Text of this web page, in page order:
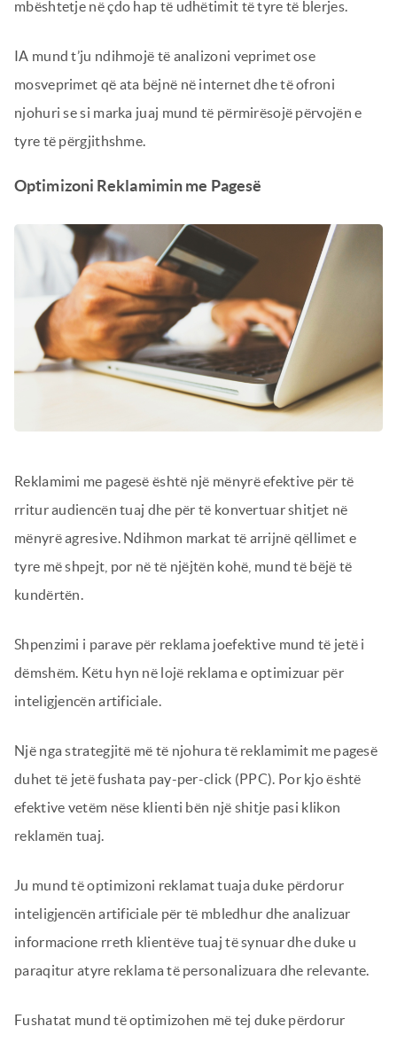
mbështetje në çdo hap të udhëtimit të tyre të blerjes.
IA mund t’ju ndihmojë të analizoni veprimet ose
mosveprimet që ata bëjnë në internet dhe të ofroni
njohuri se si marka juaj mund të përmirësojë përvojën e
tyre të përgjithshme.
Optimizoni Reklamimin me Pagesë
Reklamimi me pagesë është një mënyrë efektive për të
rritur audiencën tuaj dhe për të konvertuar shitjet në
mënyrë agresive. Ndihmon markat të arrijnë qëllimet e
tyre më shpejt, por në të njëjtën kohë, mund të bëjë të
kundërtën.
Shpenzimi i parave për reklama joefektive mund të jetë i
dëmshëm. Këtu hyn në lojë reklama e optimizuar për
inteligjencën artificiale.
Një nga strategjitë më të njohura të reklamimit me pagesë
duhet të jetë fushata pay-per-click (PPC). Por kjo është
efektive vetëm nëse klienti bën një shitje pasi klikon
reklamën tuaj.
Ju mund të optimizoni reklamat tuaja duke përdorur
inteligjencën artificiale për të mbledhur dhe analizuar
informacione rreth klientëve tuaj të synuar dhe duke u
paraqitur atyre reklama të personalizuara dhe relevante.
Fushatat mund të optimizohen më tej duke përdorur